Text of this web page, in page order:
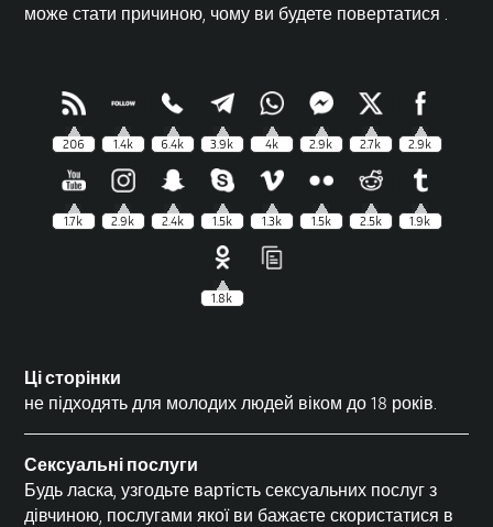
206 1.4k 6.4k 3.9k 4k 2.9k 2.7k 2.9k
1.7k 2.9k 2.4k 1.5k 1.3k 1.5k 2.5k 1.9k
1.8k
може стати причиною, чому ви будете повертатися
Ці сторінки
не підходять для молодих людей віком до 18 років.
Сексуальні послуги
Будь ласка, узгодьте вартість сексуальних послуг з
дівчиною, послугами якої ви бажаєте скористатися в